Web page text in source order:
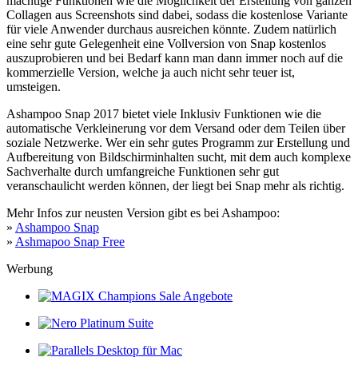
Collagen aus Screenshots sind dabei, sodass die kostenlose Variante
für viele Anwender durchaus ausreichen könnte. Zudem natürlich
eine sehr gute Gelegenheit eine Vollversion von Snap kostenlos
auszuprobieren und bei Bedarf kann man dann immer noch auf die
kommerzielle Version, welche ja auch nicht sehr teuer ist,
umsteigen.
Ashampoo Snap 2017 bietet viele Inklusiv Funktionen wie die
automatische Verkleinerung vor dem Versand oder dem Teilen über
soziale Netzwerke. Wer ein sehr gutes Programm zur Erstellung und
Aufbereitung von Bildschirminhalten sucht, mit dem auch komplexe
Sachverhalte durch umfangreiche Funktionen sehr gut
veranschaulicht werden können, der liegt bei Snap mehr als richtig.
Mehr Infos zur neusten Version gibt es bei Ashampoo:
» Ashampoo Snap
» Ashmapoo Snap Free
Werbung